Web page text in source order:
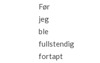
Før
jeg
ble
fullstendig
fortapt